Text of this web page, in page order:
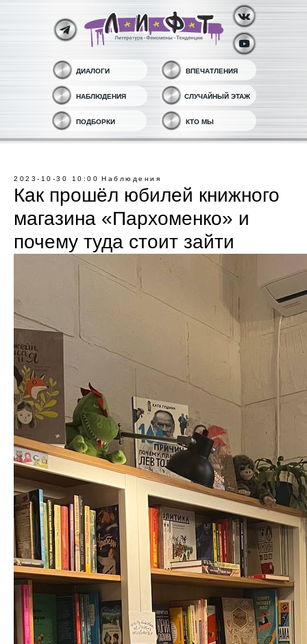
ДИАЛОГИ ВПЕЧАТЛЕНИЯ
НАБЛЮДЕНИЯ СЛУЧАЙНЫЙ ЭТАЖ
ПОДБОРКИ КТО МЫ
2023-10-30 10:00 Наблюдения
Как прошёл юбилей книжного
магазина «Пархоменко» и
почему туда стоит зайти